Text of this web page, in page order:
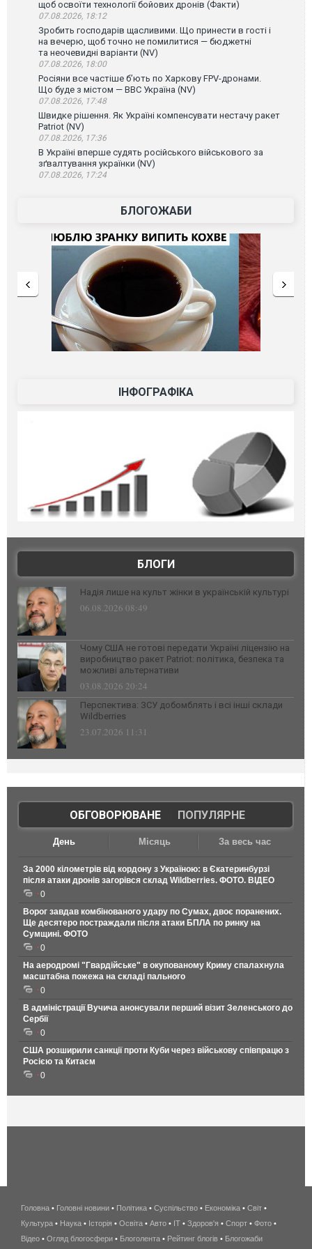
щоб освоїти технології бойових дронів (Факти)
07.08.2026, 18:12
Зробить господарів щасливими. Що принести в гості і
на вечерю, щоб точно не помилитися — бюджетні
та неочевидні варіанти (NV)
07.08.2026, 18:00
Росіяни все частіше бʼють по Харкову FPV-дронами.
Що буде з містом — ВВС Україна (NV)
07.08.2026, 17:48
Швидке рішення. Як Україні компенсувати нестачу ракет
Patriot (NV)
07.08.2026, 17:36
В Україні вперше судять російського військового за
зґвалтування українки (NV)
07.08.2026, 17:24
БЛОГОЖАБИ
ІНФОГРАФІКА
БЛОГИ
Надія лише на культ жінки в українській культурі
06.08.2026 08:49
Чому США не готові передати Україні ліцензію на
виробництво ракет Patriot: політика, безпека та
можливі альтернативи
03.08.2026 20:24
Перспектива: ЗСУ добомблять і всі інші склади
Wildberries
23.07.2026 11:31
ОБГОВОРЮВАНЕ| ПОПУЛЯРНЕ
День Місяць За весь час
За 2000 кілометрів від кордону з Україною: в Єкатеринбурзі
після атаки дронів загорівся склад Wildberries. ФОТО. ВІДЕО
0
Ворог завдав комбінованого удару по Сумах, двоє поранених.
Ще десятеро постраждали після атаки БПЛА по ринку на
Сумщині. ФОТО
0
На аеродромі "Гвардійське" в окупованому Криму спалахнула
масштабна пожежа на складі пального
0
В адміністрації Вучича анонсували перший візит Зеленського до
Сербії
0
США розширили санкції проти Куби через військову співпрацю з
Росією та Китаєм
0
беспроводной
интернет
киев
Головна • Головні новини • Політика • Суспільство • Економіка • Світ •
Культура • Наука • Історія • Освіта • Авто • IT • Здоров'я • Спорт • Фото •
Відео • Огляд блогосфери • Блоголента • Рейтинг блогів • Блогожаби